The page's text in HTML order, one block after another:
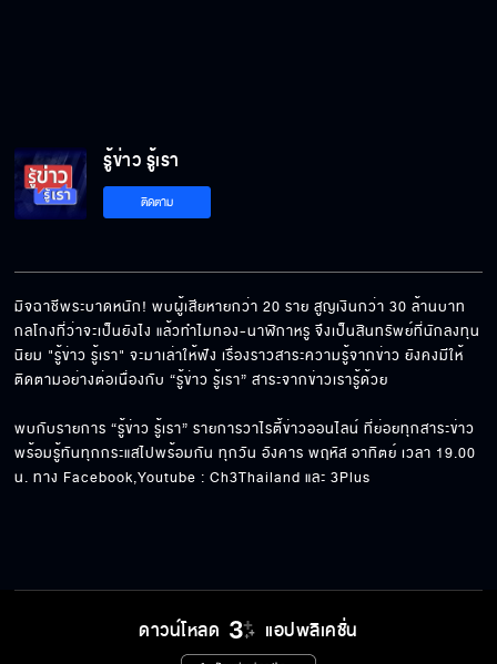
รู้ข่าว รู้เรา
ติดตาม
มิจฉาชีพระบาดหนัก! พบผู้เสียหายกว่า 20 ราย สูญเงินกว่า 30 ล้านบาท
กลโกงที่ว่าจะเป็นยังไง แล้วทำไมทอง-นาฬิกาหรู จึงเป็นสินทรัพย์ที่นักลงทุน
นิยม "รู้ข่าว รู้เรา" จะมาเล่าให้ฟัง เรื่องราวสาระความรู้จากข่าว ยังคงมีให้
ติดตามอย่างต่อเนื่องกับ “รู้ข่าว รู้เรา” สาระจากข่าวเรารู้ด้วย
พบกับรายการ “รู้ข่าว รู้เรา” รายการวาไรตี้ข่าวออนไลน์ ที่ย่อยทุกสาระข่าว
พร้อมรู้ทันทุกกระแสไปพร้อมกัน ทุกวัน อังคาร พฤหัส อาทิตย์ เวลา 19.00
น. ทาง Facebook,Youtube : Ch3Thailand และ 3Plus
ดาวน์โหลด แอปพลิเคชั่น